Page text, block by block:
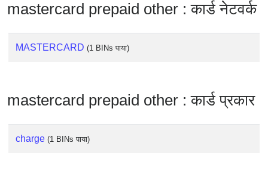
IP
BIN
Checker
mastercard prepaid other : कार्ड नेटवर्क
MASTERCARD (1 BINs पाया)
mastercard prepaid other : कार्ड प्रकार
charge (1 BINs पाया)